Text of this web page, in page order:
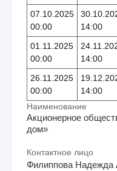
07.10.2025
00:00
14:00
01.11.2025
00:00
14:00
26.11.2025
00:00
14:00
Наименование
Акционерное
дом»
Контактное лицо
Филиппова Надежда